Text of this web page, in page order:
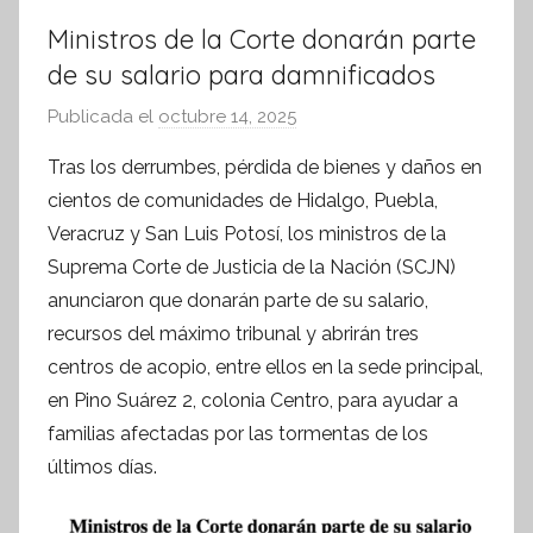
Ministros de la Corte donarán parte
de su salario para damnificados
Publicada el octubre 14, 2025
r
S
í
n
t
e
s
i
s
f
Tras los derrumbes, pérdida de bienes y daños en
cientos de comunidades de Hidalgo, Puebla,
Veracruz y San Luis Potosí, los ministros de la
Suprema Corte de Justicia de la Nación (SCJN)
anunciaron que donarán parte de su salario,
recursos del máximo tribunal y abrirán tres
centros de acopio, entre ellos en la sede principal,
en Pino Suárez 2, colonia Centro, para ayudar a
familias afectadas por las tormentas de los
últimos días.